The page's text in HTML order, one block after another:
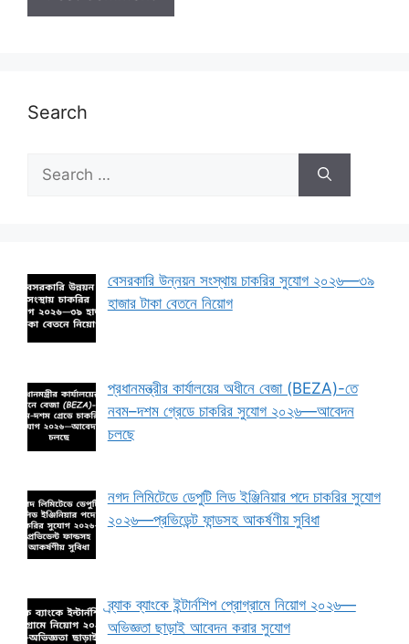
Search
Search
for:
বেসরকারি উন্নয়ন সংস্থায় চাকরির সুযোগ ২০২৬—৩৯
হাজার টাকা বেতনে নিয়োগ
প্রধানমন্ত্রীর কার্যালয়ের অধীনে বেজা (BEZA)-তে
নবম–দশম গ্রেডে চাকরির সুযোগ ২০২৬—আবেদন
চলছে
নগদ লিমিটেডে ডেপুটি লিড ইঞ্জিনিয়ার পদে চাকরির সুযোগ
২০২৬—প্রভিডেন্ট ফান্ডসহ আকর্ষণীয় সুবিধা
ব্র্যাক ব্যাংকে ইন্টার্নশিপ প্রোগ্রামে নিয়োগ ২০২৬—
অভিজ্ঞতা ছাড়াই আবেদন করার সুযোগ